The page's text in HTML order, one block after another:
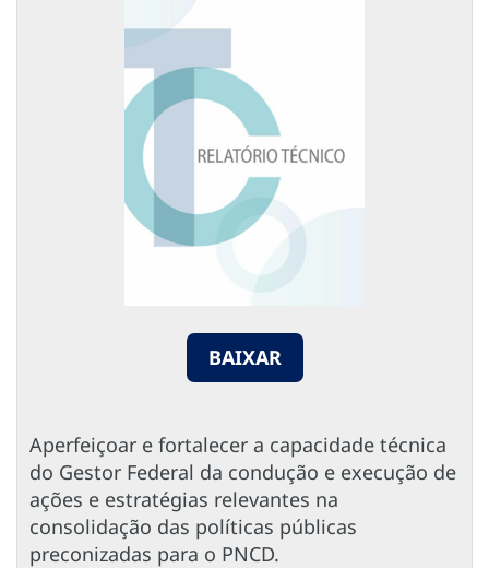
BAIXAR
Aperfeiçoar e fortalecer a capacidade técnica
do Gestor Federal da condução e execução de
ações e estratégias relevantes na
consolidação das políticas públicas
preconizadas para o PNCD.